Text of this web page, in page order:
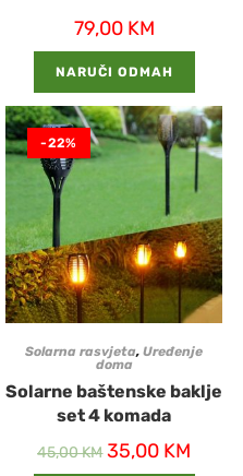
79,00 KM
NARUČI ODMAH
-22%
Solarna rasvjeta,Uređenje
doma
Solarne baštenske baklje
set 4 komada
45,00KM 35,00 KM